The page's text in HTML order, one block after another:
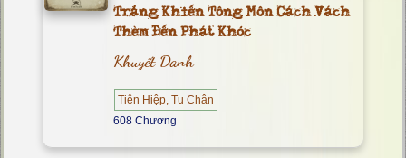
Trắng Khiến Tông Môn Cách Vách
Thèm Đến Phát Khóc
Khuyết Danh
Tiên Hiệp, Tu Chân
608 Chương